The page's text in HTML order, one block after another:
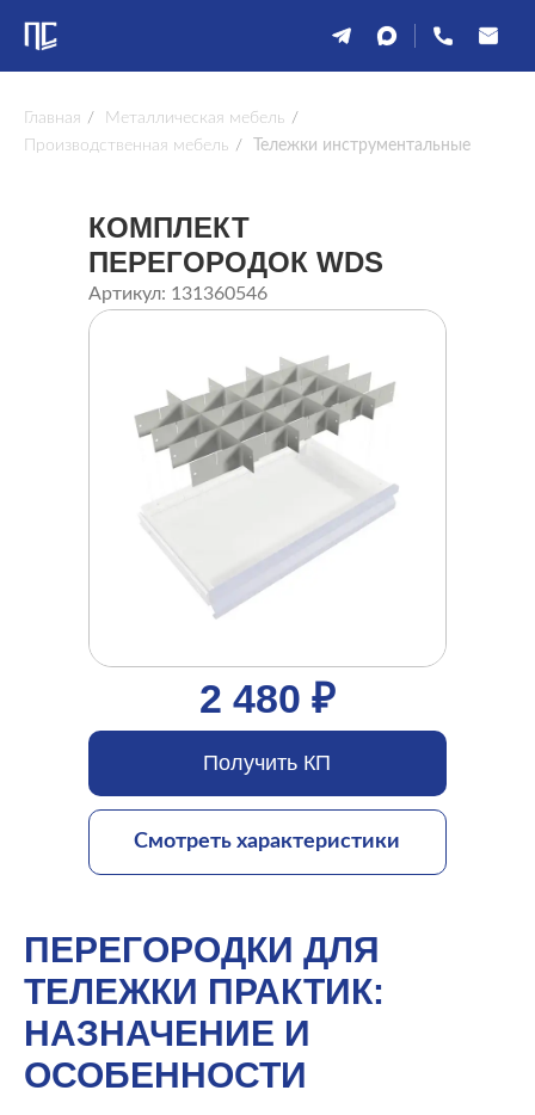
Главная / Металлическая мебель /
Производственная мебель / Тележки инструментальные
КОМПЛЕКТ
ПЕРЕГОРОДОК WDS
Артикул: 131360546
2 480 ₽
Смотреть характеристики
Получить КП
ПЕРЕГОРОДКИ ДЛЯ
ТЕЛЕЖКИ ПРАКТИК:
НАЗНАЧЕНИЕ И
ОСОБЕННОСТИ